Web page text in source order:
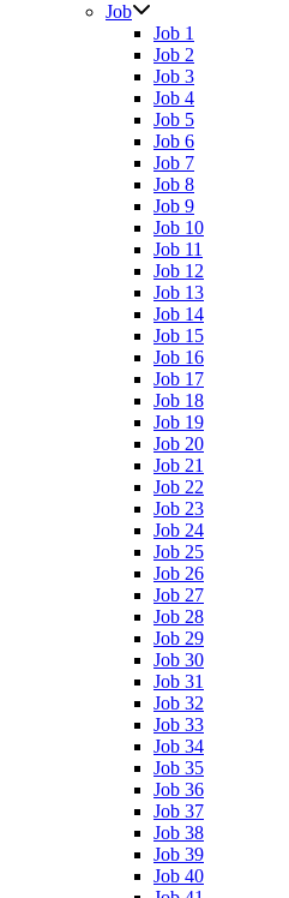
Job
Job 1
Job 2
Job 3
Job 4
Job 5
Job 6
Job 7
Job 8
Job 9
Job 10
Job 11
Job 12
Job 13
Job 14
Job 15
Job 16
Job 17
Job 18
Job 19
Job 20
Job 21
Job 22
Job 23
Job 24
Job 25
Job 26
Job 27
Job 28
Job 29
Job 30
Job 31
Job 32
Job 33
Job 34
Job 35
Job 36
Job 37
Job 38
Job 39
Job 40